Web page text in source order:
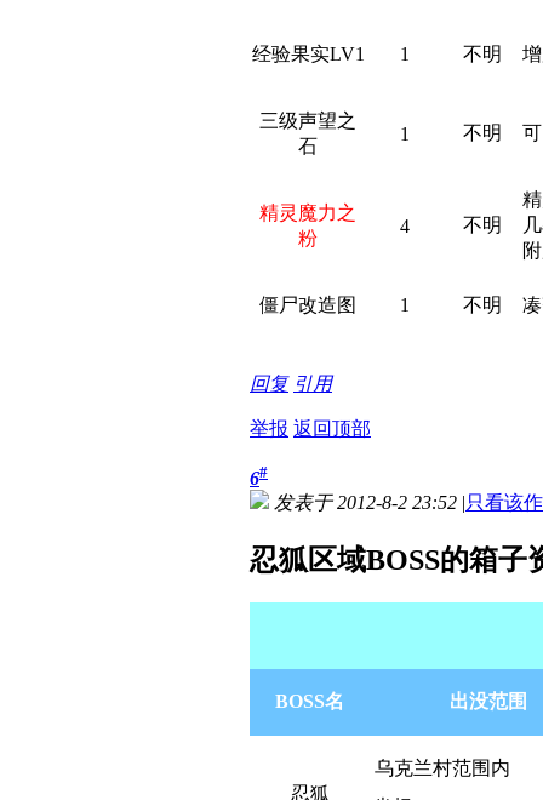
经验果实LV1 1 不明
三级声望之
石
1 不明
精灵魔力之
粉
4 不明
僵尸改造图 1 不明
回复 引用
举报 返回顶部
6#
发表于 2012-8-2 23:52 |只看该
忍狐区域BOSS的箱子
BOSS名 出没范围
忍狐
乌克兰村范围内